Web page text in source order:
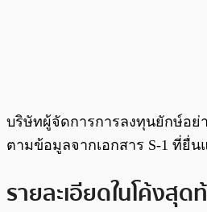
บริษัทผู้จัดการการลงทุนยักษ์อย่
ตามข้อมูลจากเอกสาร S-1 ที่ยื่น
รายละเอียดในโค้งสุด